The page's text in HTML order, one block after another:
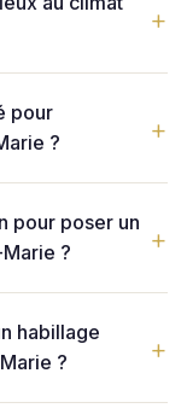
pour
?
pour poser un
?
habillage
?